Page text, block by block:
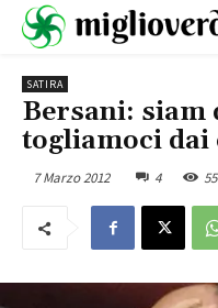
SATIRA
Bersani: siam
togliamoci dai
7 Marzo 2012 4 55